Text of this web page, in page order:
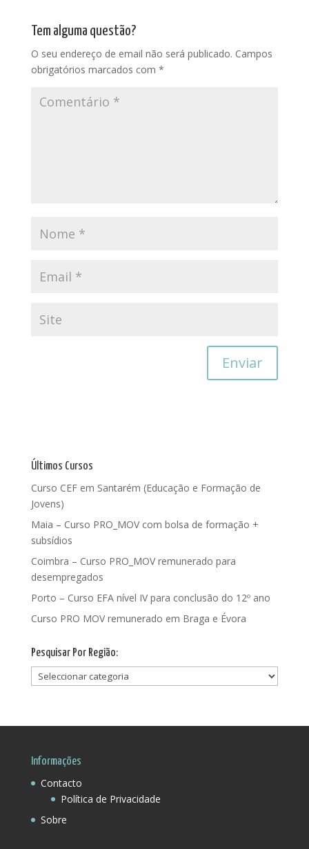
Tem alguma questão?
O seu endereço de email não será publicado. Campos
obrigatórios marcados com *
Últimos Cursos
Curso CEF em Santarém (Educação e Formação de
Jovens)
Maia – Curso PRO_MOV com bolsa de formação +
subsídios
Coimbra – Curso PRO_MOV remunerado para
desempregados
Porto – Curso EFA nível IV para conclusão do 12º ano
Curso PRO MOV remunerado em Braga e Évora
Pesquisar Por Região:
Pesquisar
Por
Informações
Contacto
Política de Privacidade
Sobre